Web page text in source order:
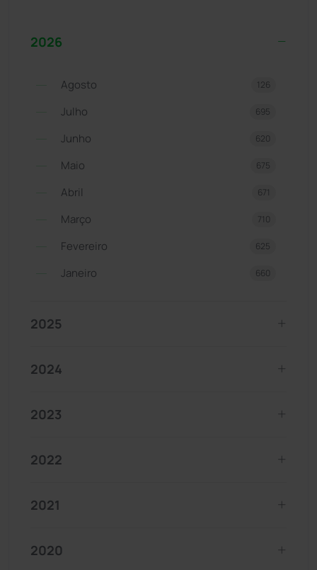
2026
Agosto 126
Julho 695
Junho 620
Maio 675
Abril 671
Março 710
Fevereiro 625
Janeiro 660
2025
2024
2023
2022
2021
2020